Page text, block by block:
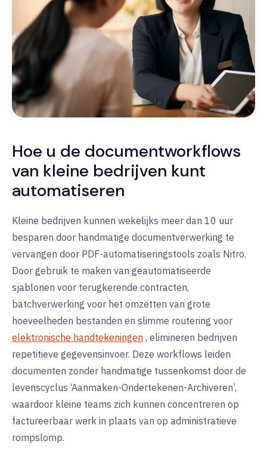
Hoe u de documentworkflows
van kleine bedrijven kunt
automatiseren
Kleine bedrijven kunnen wekelijks meer dan 10 uur
besparen door handmatige documentverwerking te
vervangen door PDF-automatiseringstools zoals Nitro.
Door gebruik te maken van geautomatiseerde
sjablonen voor terugkerende contracten,
batchverwerking voor het omzetten van grote
hoeveelheden bestanden en slimme routering voor
elektronische handtekeningen , elimineren bedrijven
repetitieve gegevensinvoer. Deze workflows leiden
documenten zonder handmatige tussenkomst door de
levenscyclus ‘Aanmaken-Ondertekenen-Archiveren’,
waardoor kleine teams zich kunnen concentreren op
factureerbaar werk in plaats van op administratieve
rompslomp.